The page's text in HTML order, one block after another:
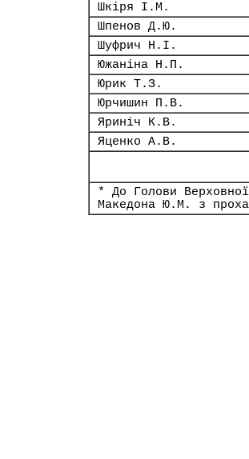
Шкіря І.М.
Шпенов Д.Ю.
Шуфрич Н.І.
Южаніна Н.П.
Юрик Т.З.
Юрчишин П.В.
Яриніч К.В.
Яценко А.В.
* До Голови
Македона Ю.М. з